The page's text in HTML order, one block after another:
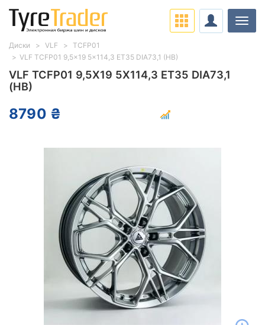
VLF TCFP01 9,5X19 5X114,3 ET35 DIA73,1
(HB)
8790 ₴
Диски VLF
TCFP01
VLF TCFP01 9,5x19 5x114,3 ET35 DIA73,1 (HB)